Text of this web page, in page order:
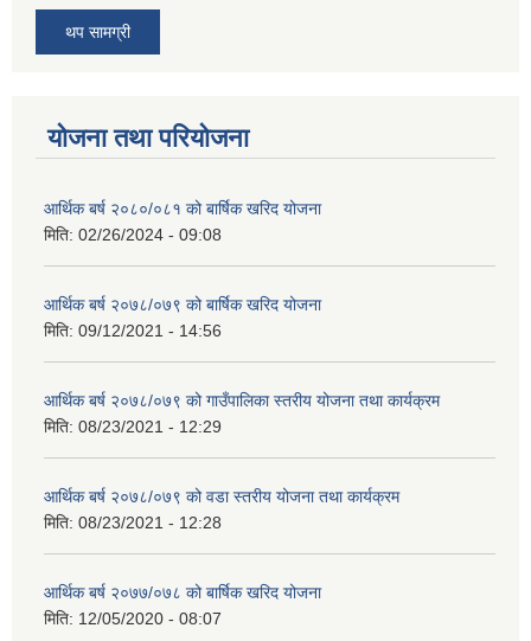
थप सामग्री
योजना तथा परियोजना
आर्थिक बर्ष २०८०/०८१ को बार्षिक खरिद योजना
मिति: 02/26/2024 - 09:08
आर्थिक बर्ष २०७८/०७९ को बार्षिक खरिद योजना
मिति: 09/12/2021 - 14:56
आर्थिक बर्ष २०७८/०७९ को गाउँपालिका स्तरीय योजना तथा कार्यक्रम
मिति: 08/23/2021 - 12:29
आर्थिक बर्ष २०७८/०७९ को वडा स्तरीय योजना तथा कार्यक्रम
मिति: 08/23/2021 - 12:28
आर्थिक बर्ष २०७७/०७८ को बार्षिक खरिद योजना
मिति: 12/05/2020 - 08:07